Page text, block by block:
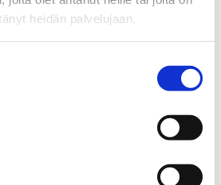
heidän palvelujaan.
Tukekaa esitystä vahvemmasta